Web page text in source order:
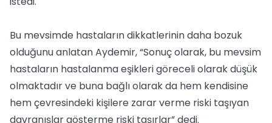
Bu mevsimde hastaların dikkatlerinin daha bozuk
olduğunu anlatan Aydemir, “Sonuç olarak, bu mevsim
hastaların hastalanma eşikleri göreceli olarak düşük
olmaktadır ve buna bağlı olarak da hem kendisine
hem çevresindeki kişilere zarar verme riski taşıyan
davranışlar gösterme riski taşırlar” dedi.